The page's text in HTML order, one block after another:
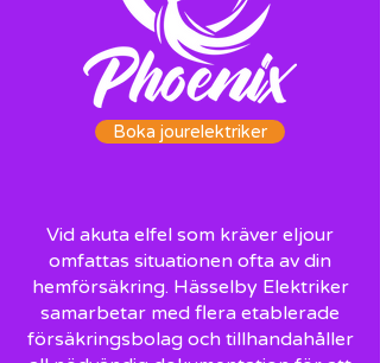
Boka jourelektriker
Vid akuta elfel som kräver eljour
omfattas situationen ofta av din
hemförsäkring. Hässelby Elektriker
samarbetar med flera etablerade
försäkringsbolag och tillhandahåller